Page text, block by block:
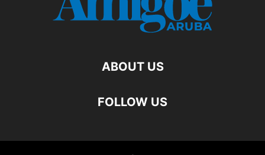
ABOUT US
FOLLOW US